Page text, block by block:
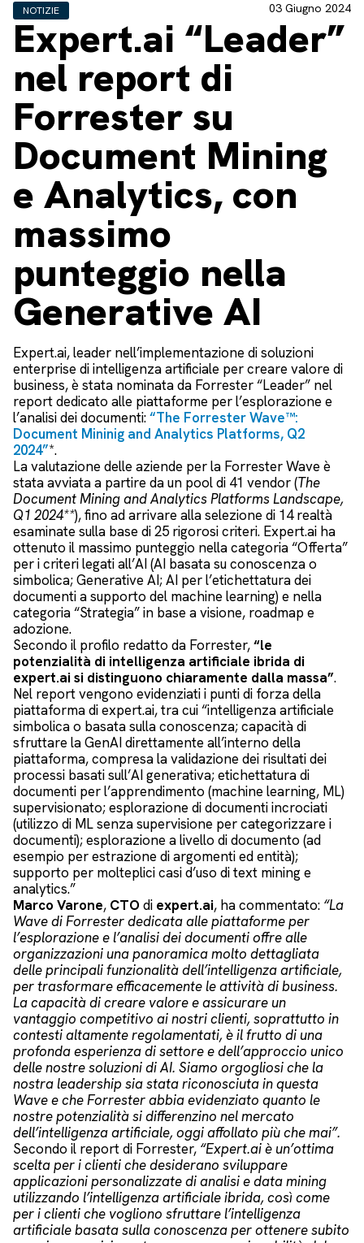
NOTIZIE 03 Giugno 2024
Expert.ai “Leader”
nel report di
Forrester su
Document Mining
e Analytics, con
massimo
punteggio nella
Generative AI
Expert.ai, leader nell’implementazione di soluzioni
enterprise di intelligenza artificiale per creare valore di
business, è stata nominata da Forrester “Leader” nel
report dedicato alle piattaforme per l’esplorazione e
l’analisi dei documenti:“The Forrester Wave™:
Document Mininig and Analytics Platforms, Q2
2024”*.
La valutazione delle aziende per la Forrester Wave è
stata avviata a partire da un pool di 41 vendor (The
Document Mining and Analytics Platforms Landscape,
Q1 2024**), fino ad arrivare alla selezione di 14 realtà
esaminate sulla base di 25 rigorosi criteri. Expert.ai ha
ottenuto il massimo punteggio nella categoria “Offerta”
per i criteri legati all’AI (AI basata su conoscenza o
simbolica; Generative AI; AI per l’etichettatura dei
documenti a supporto del machine learning) e nella
categoria “Strategia” in base a visione, roadmap e
adozione.
Secondo il profilo redatto da Forrester,“le
potenzialità di intelligenza artificiale ibrida di
expert.ai si distinguono chiaramente dalla massa”.
Nel report vengono evidenziati i punti di forza della
piattaforma di expert.ai, tra cui “intelligenza artificiale
simbolica o basata sulla conoscenza; capacità di
sfruttare la GenAI direttamente all’interno della
piattaforma, compresa la validazione dei risultati dei
processi basati sull’AI generativa; etichettatura di
documenti per l’apprendimento (machine learning, ML)
supervisionato; esplorazione di documenti incrociati
(utilizzo di ML senza supervisione per categorizzare i
documenti); esplorazione a livello di documento (ad
esempio per estrazione di argomenti ed entità);
supporto per molteplici casi d’uso di text mining e
analytics.”
Marco Varone, CTO di expert.ai, ha commentato: “La
Wave di Forrester dedicata alle piattaforme per
l’esplorazione e l’analisi dei documenti offre alle
organizzazioni una panoramica molto dettagliata
delle principali funzionalità dell’intelligenza artificiale,
per trasformare efficacemente le attività di business.
La capacità di creare valore e assicurare un
vantaggio competitivo ai nostri clienti, soprattutto in
contesti altamente regolamentati, è il frutto di una
profonda esperienza di settore e dell’approccio unico
delle nostre soluzioni di AI. Siamo orgogliosi che la
nostra leadership sia stata riconosciuta in questa
Wave e che Forrester abbia evidenziato quanto le
nostre potenzialità si differenzino nel mercato
dell’intelligenza artificiale, oggi affollato più che mai”.
Secondo il report di Forrester, “Expert.ai è un’ottima
scelta per i clienti che desiderano sviluppare
applicazioni personalizzate di analisi e data mining
utilizzando l’intelligenza artificiale ibrida, così come
per i clienti che vogliono sfruttare l’intelligenza
artificiale basata sulla conoscenza per ottenere subito